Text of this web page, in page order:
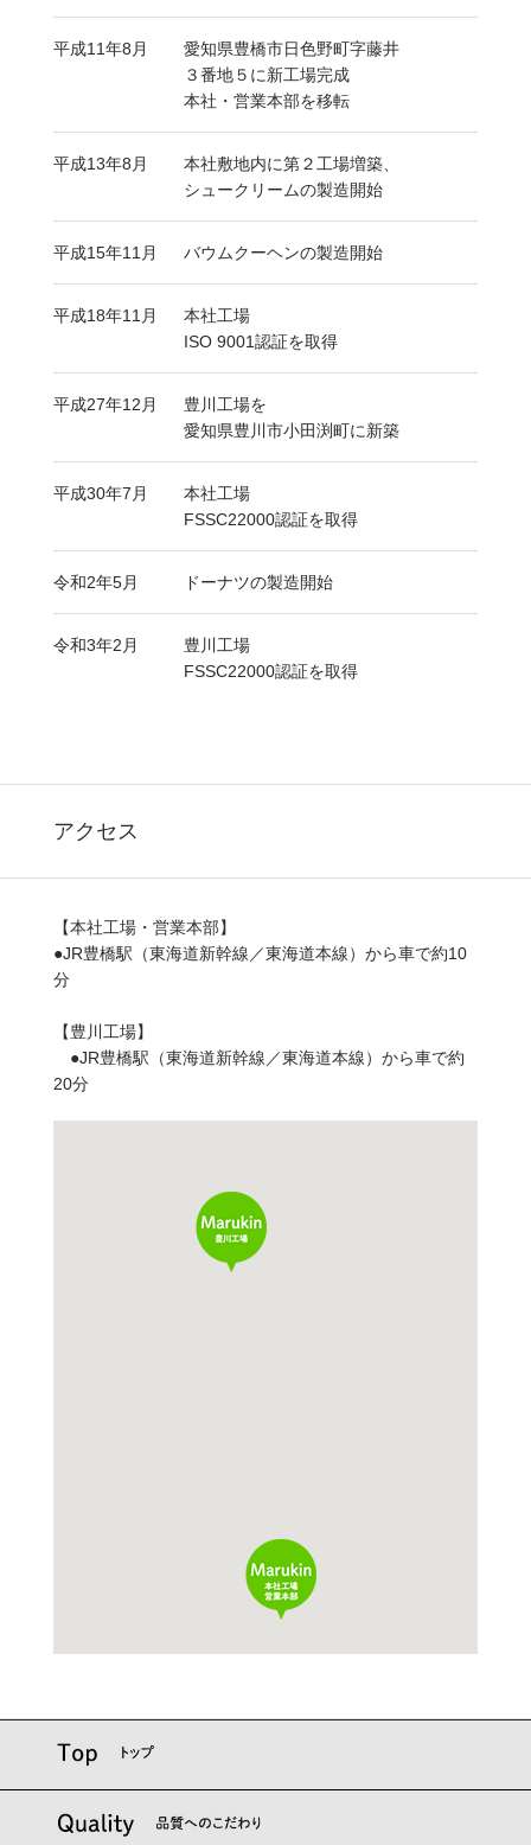
平成11年8月
愛知県豊橋市日色野町字藤井
３番地５に新工場完成
本社・営業本部を移転
平成13年8月
本社敷地内に第２工場増築、
シュークリームの製造開始
平成15年11月 バウムクーヘンの製造開始
平成18年11月
本社工場
ISO 9001認証を取得
平成27年12月
豊川工場を
愛知県豊川市小田渕町に新築
平成30年7月
本社工場
FSSC22000認証を取得
令和2年5月 ドーナツの製造開始
令和3年2月
豊川工場
FSSC22000認証を取得
アクセス
【本社工場・営業本部】
●JR豊橋駅（東海道新幹線／東海道本線）から車で約10
分
【豊川工場】
●JR豊橋駅（東海道新幹線／東海道本線）から車で約
20分